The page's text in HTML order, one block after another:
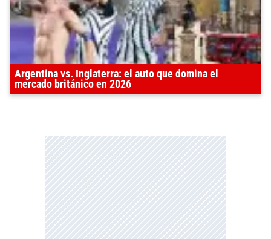
Argentina vs. Inglaterra: el auto que domina el
mercado británico en 2026